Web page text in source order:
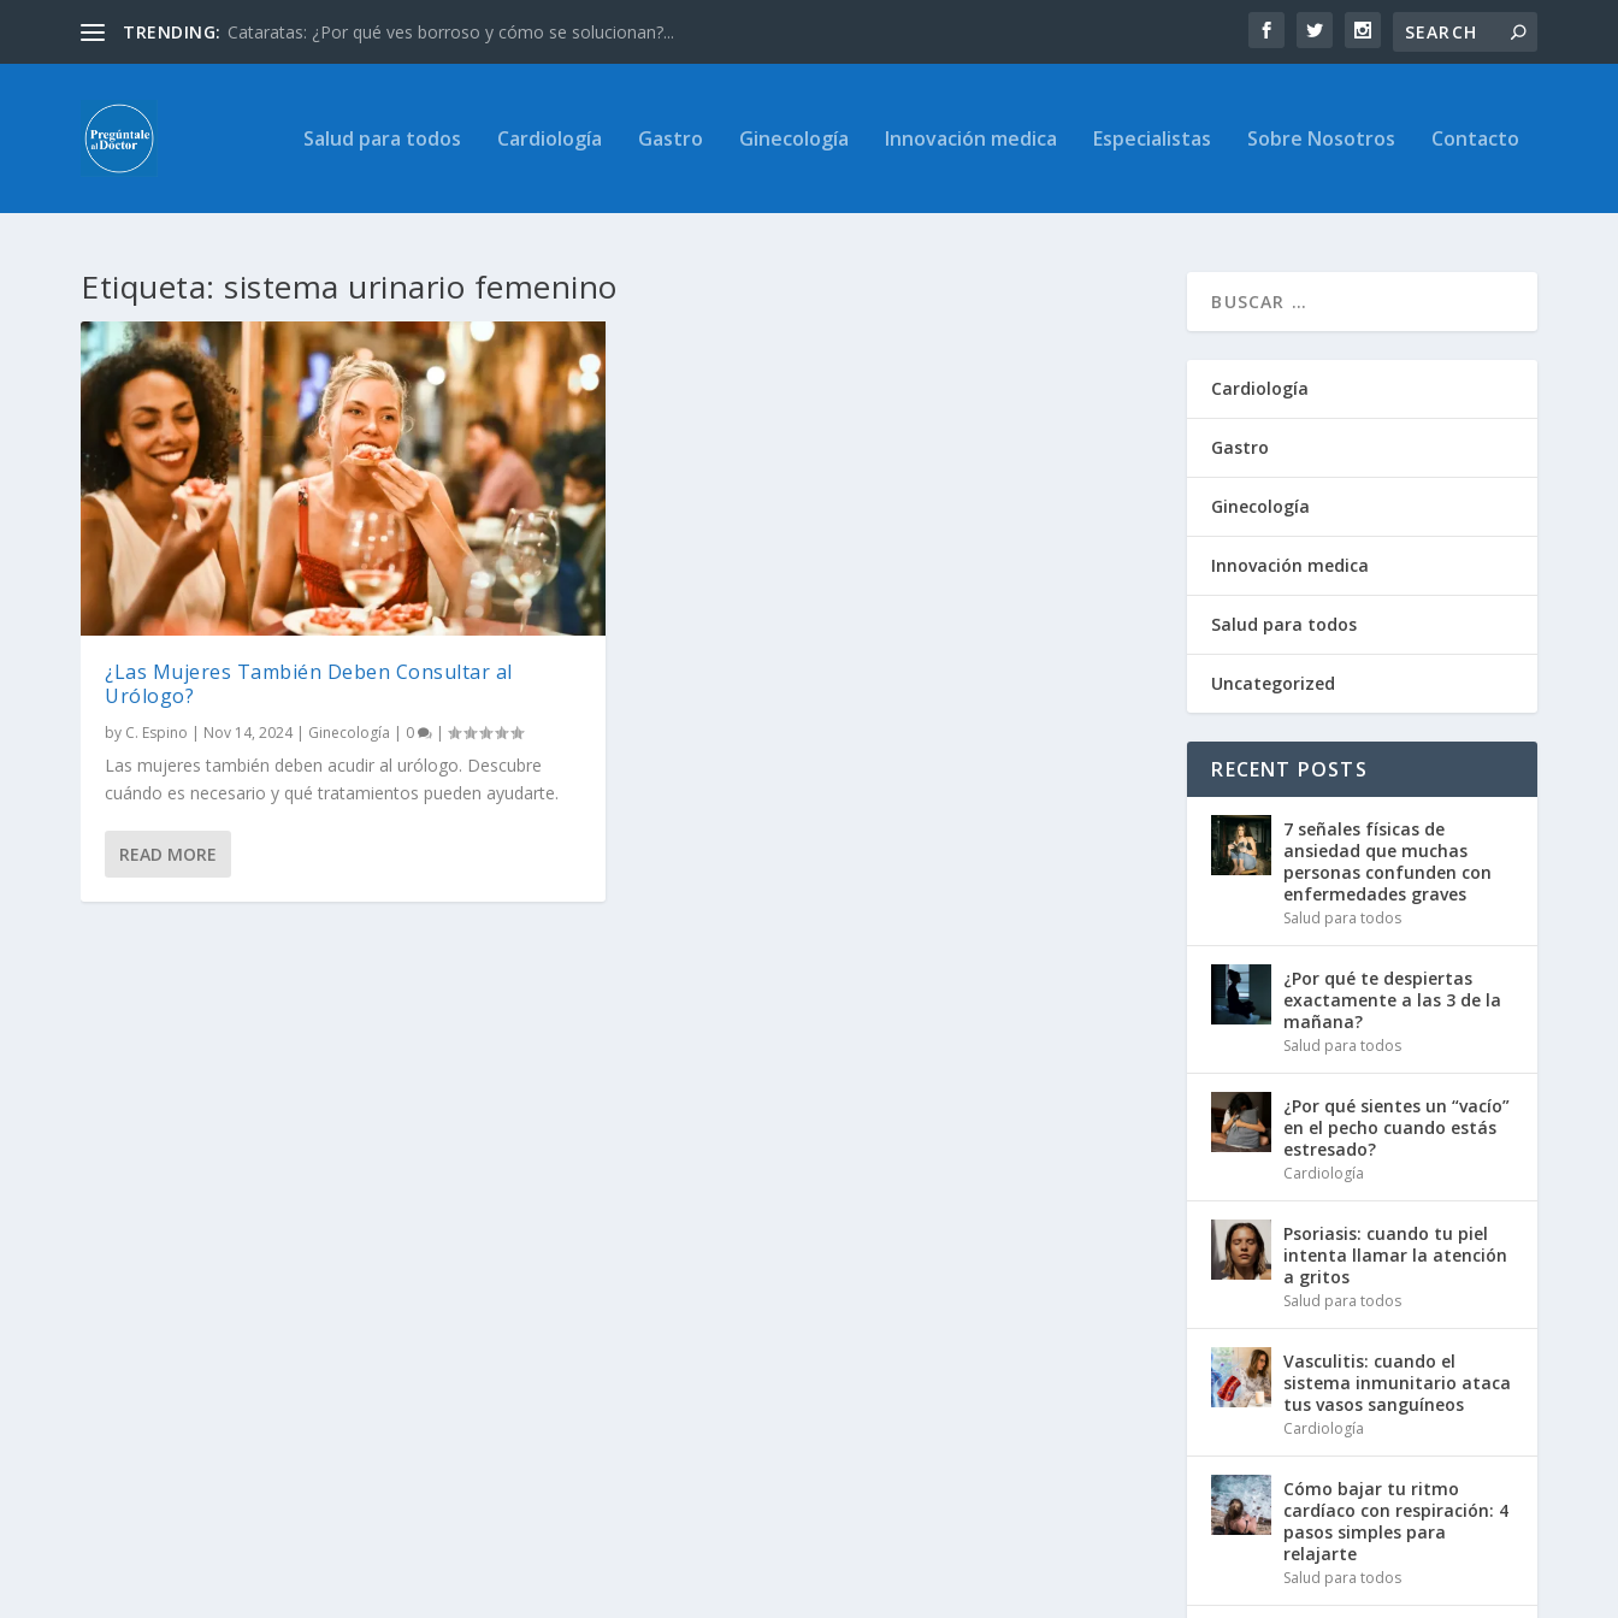
TRENDING: Cataratas: ¿Por qué ves borroso y cómo se solucionan?...
Salud para todos Cardiología Gastro Ginecología Innovación medica Especialistas Sobre Nosotros Contacto
Etiqueta: sistema urinario femenino
¿Las Mujeres También Deben Consultar al
Urólogo?
by C. Espino | Nov 14, 2024| Ginecología | 0 |
Las mujeres también deben acudir al urólogo. Descubre
cuándo es necesario y qué tratamientos pueden ayudarte.
READ MORE
Cardiología
Gastro
Ginecología
Innovación medica
Salud para todos
Uncategorized
RECENT POSTS
7 señales físicas de
ansiedad que muchas
personas confunden con
enfermedades graves
Salud para todos
¿Por qué te despiertas
exactamente a las 3 de la
mañana?
Salud para todos
¿Por qué sientes un “vacío”
en el pecho cuando estás
estresado?
Cardiología
Psoriasis: cuando tu piel
intenta llamar la atención
a gritos
Salud para todos
Vasculitis: cuando el
sistema inmunitario ataca
tus vasos sanguíneos
Cardiología
Cómo bajar tu ritmo
cardíaco con respiración: 4
pasos simples para
relajarte
Salud para todos